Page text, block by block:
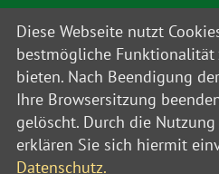
Kontakt Impressum Datenschutz
Diese Webseite nutzt
bestmögliche Funktionalität
bieten. Nach Beendigung
Ihre Browsersitzung
gelöscht. Durch die
erklären Sie sich hiermit
Datenschutz.